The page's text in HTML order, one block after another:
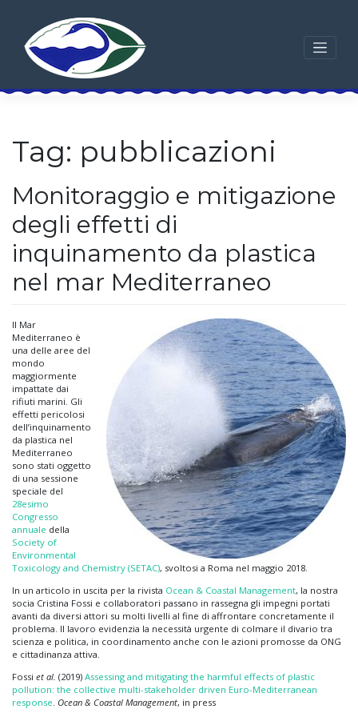
Tag: pubblicazioni
Monitoraggio e mitigazione
degli effetti di
inquinamento da plastica
nel mar Mediterraneo
Il Mar
Mediterraneo è
una delle aree del
mondo
maggiormente
impattate dai
rifiuti marini. Gli
effetti pericolosi
dell’inquinamento
da plastica nel
Mediterraneo
sono stati oggetto
di una sessione
speciale del
28esimo
Congresso
annuale della
Society of
Environmental
Toxicology and Chemistry (SETAC), svoltosi a Roma nel maggio 2018.
In un articolo in uscita per la rivista Ocean & Coastal Management, la nostra
socia Cristina Fossi e collaboratori passano in rassegna gli impegni portati
avanti da diversi attori su molti livelli al fine di affrontare concretamente il
problema. Il lavoro evidenzia la necessità urgente di colmare il divario tra
scienza e politica, in coordinamento anche con le azioni promosse da ONG
e cittadinanza attiva.
Fossi et al. (2019) Assessing and mitigating the harmful effects of plastic
pollution: the collective multi-stakeholder driven Euro-Mediterranean
response Ocean & Coastal Management, in press